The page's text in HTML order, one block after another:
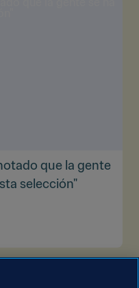
que la gente
selección"